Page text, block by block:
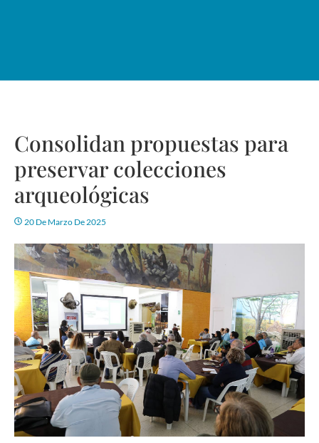
Consolidan propuestas para
preservar colecciones
arqueológicas
20 De Marzo De 2025